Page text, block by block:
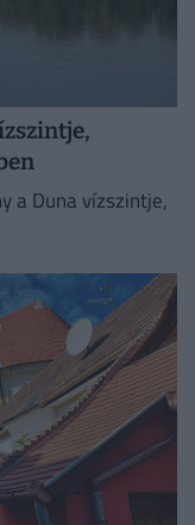
a Duna vízszintje,